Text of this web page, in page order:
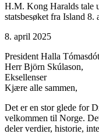
H.M. Kong Haralds tale
statsbesøket fra Island 8.
8. april 2025
President Halla
Herr Björn Skúlason,
Eksellenser
Kjære alle sammen,
Det er en stor glede for
velkommen til Norge.
deler verdier, historie,